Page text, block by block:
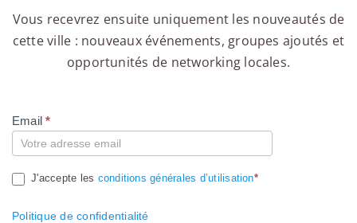
Vous recevrez ensuite uniquement les nouveautés de
cette ville : nouveaux événements, groupes ajoutés et
opportunités de networking locales.
Compte
Email*
J'accepte les conditions générales d’utilisation*
Politique de confidentialité